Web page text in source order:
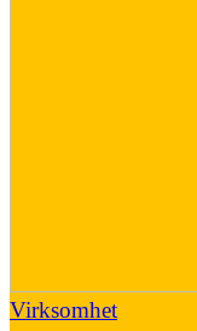
Virksomhet